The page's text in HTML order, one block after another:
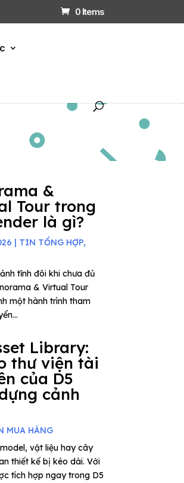
0 Items
&
Tour trong
là gì?
| TIN TỔNG HỢP,
tĩnh đôi khi chưa đủ
& Virtual Tour
một hành trình tham
Library:
thư viện tài
của D5
cảnh
MUA HÀNG
vật liệu hay cây
thiết kế bị kéo dài. Với
tích hợp ngay trong D5